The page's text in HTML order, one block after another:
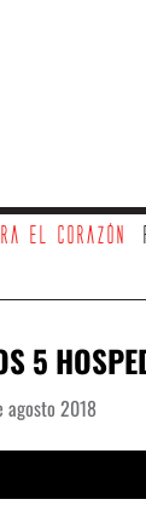
el corazón
5
agosto 2018